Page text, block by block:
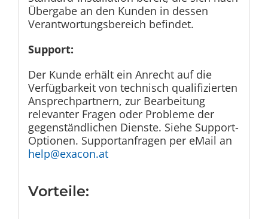
Übergabe an den Kunden in dessen
Verantwortungsbereich befindet.
Support:
Der Kunde erhält ein Anrecht auf die
Verfügbarkeit von technisch qualifizierten
Ansprechpartnern, zur Bearbeitung
relevanter Fragen oder Probleme der
gegenständlichen Dienste. Siehe Support-
Optionen. Supportanfragen per eMail an
help@exacon.at
Vorteile: